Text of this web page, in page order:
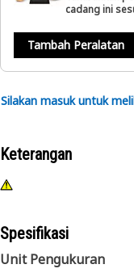
cadang ini
Tambah Peralatan
Silakan masuk untuk
Keterangan
Spesifikasi
Unit Pengukuran